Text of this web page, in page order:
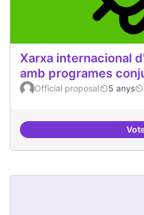
Xarxa internacional
amb programes
Official proposal 5 anys